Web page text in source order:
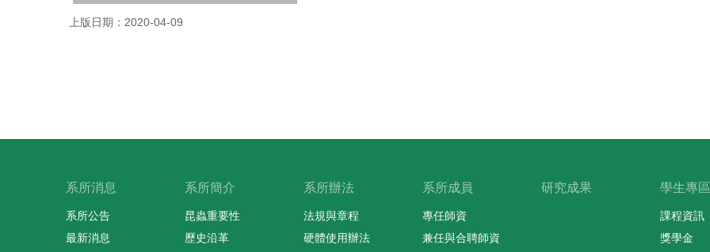
上版日期：2020-04-09
系所消息
系所公告
最新消息
系所簡介
昆蟲重要性
歷史沿革
系所辦法
法規與章程
硬體使用辦法
系所成員
專任師資
兼任與合聘師資
研究成果 學生專區
課程資訊
獎學金